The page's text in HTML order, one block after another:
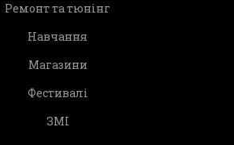
Ремонт та тюнінг
Навчання
Магазини
Фестивалі
ЗМІ